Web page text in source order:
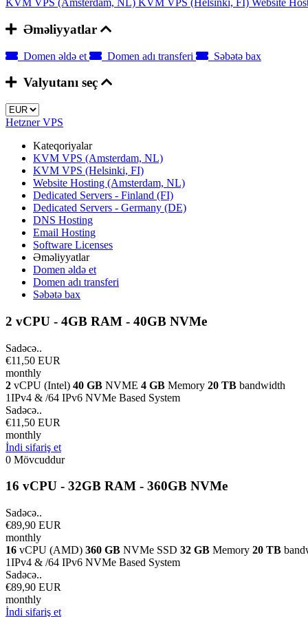
KVM VPS (Amsterdam, NL) KVM VPS (Helsinki, FI) Website
Əməliyyatlar
Domen əldə et Domen adı transferi Səbətə bax
Valyutanı seç
Hetzner VPS
Kateqoriyalar
KVM VPS (Amsterdam, NL)
KVM VPS (Helsinki, FI)
Website Hosting (Amsterdam, NL)
Dedicated Servers - Finland (FI)
Dedicated Servers - Germany (DE)
DNS Hosting
Email Hosting
Software Licenses
Əməliyyatlar
Domen əldə et
Domen adı transferi
Səbətə bax
2 vCPU - 4GB RAM - 40GB NVMe
Sadəcə..
€11,50 EUR
monthly
2 vCPU (Intel) 40 GB NVME 4 GB Memory 20 TB bandwidth
1IPv4 & /64 IPv6 NVMe Based System
Sadəcə..
€11,50 EUR
monthly
İndi sifariş et
0 Mövcuddur
16 vCPU - 32GB RAM - 360GB NVMe
Sadəcə..
€89,90 EUR
monthly
16 vCPU (AMD) 360 GB NVMe SSD 32 GB Memory 20 TB
1IPv4 & /64 IPv6 NVMe Based System
Sadəcə..
€89,90 EUR
monthly
İndi sifariş et